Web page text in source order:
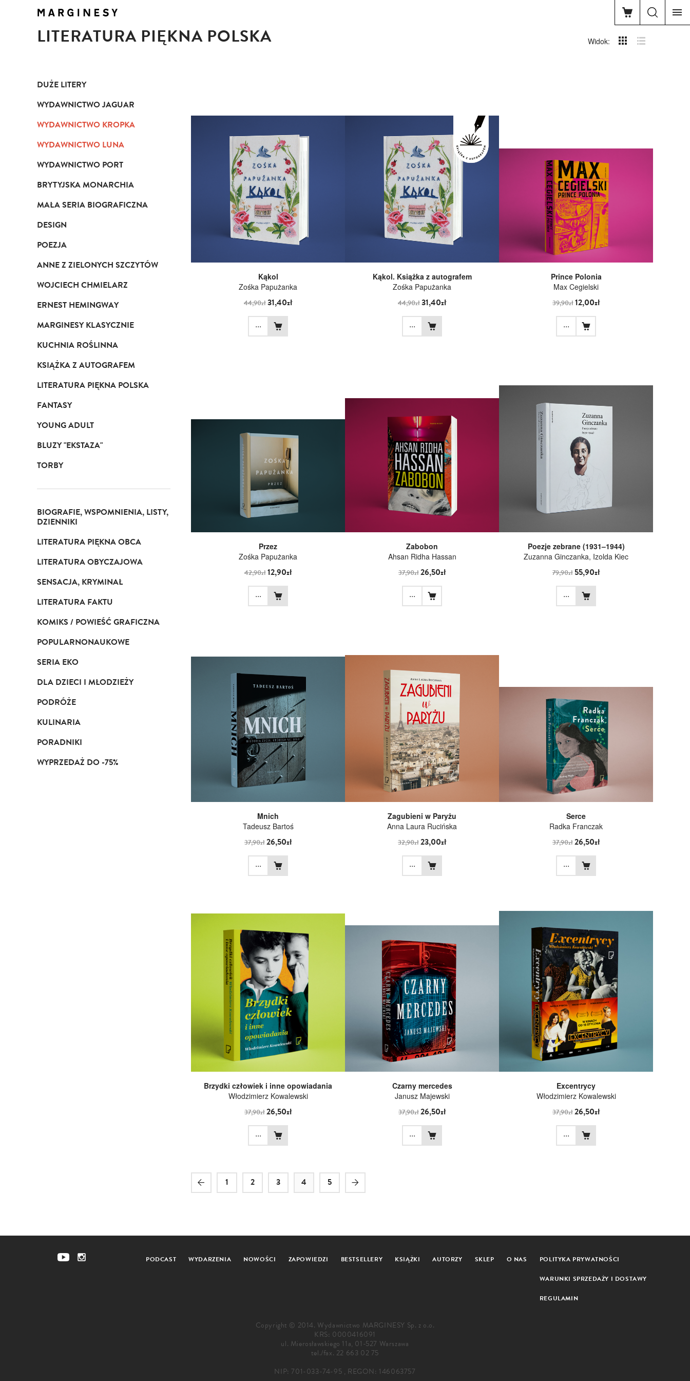
LITERATURA PIĘKNA POLSKA Widok:
DUŻE LITERY
WYDAWNICTWO JAGUAR
WYDAWNICTWO KROPKA
WYDAWNICTWO LUNA
WYDAWNICTWO PORT
BRYTYJSKA MONARCHIA
MAŁA SERIA BIOGRAFICZNA
DESIGN
POEZJA
ANNE Z ZIELONYCH SZCZYTÓW
WOJCIECH CHMIELARZ
ERNEST HEMINGWAY
MARGINESY KLASYCZNIE
KUCHNIA ROŚLINNA
KSIĄŻKA Z AUTOGRAFEM
LITERATURA PIĘKNA POLSKA
FANTASY
YOUNG ADULT
BLUZY "EKSTAZA"
TORBY
BIOGRAFIE, WSPOMNIENIA, LISTY,
DZIENNIKI
LITERATURA PIĘKNA OBCA
LITERATURA OBYCZAJOWA
SENSACJA, KRYMINAŁ
LITERATURA FAKTU
KOMIKS / POWIEŚĆ GRAFICZNA
POPULARNONAUKOWE
SERIA EKO
DLA DZIECI I MŁODZIEŻY
PODRÓŻE
KULINARIA
PORADNIKI
WYPRZEDAŻ DO -75%
Kąkol
Zośka Papużanka
44,90zł31,40zł
...
Kąkol. Książka z autografem
Zośka Papużanka
44,90zł31,40zł
...
Prince Polonia
Max Cegielski
39,90zł12,00zł
...
Przez
Zośka Papużanka
42,90zł12,90zł
...
Zabobon
Ahsan Ridha Hassan
37,90zł26,50zł
...
Poezje zebrane (1931–1944)
Zuzanna Ginczanka, Izolda Kiec
79,90zł55,90zł
...
Mnich
Tadeusz Bartoś
37,90zł26,50zł
...
Zagubieni w Paryżu
Anna Laura Rucińska
32,90zł23,00zł
...
Serce
Radka Franczak
37,90zł26,50zł
...
Brzydki człowiek i inne opowiadania
Włodzimierz Kowalewski
37,90zł26,50zł
...
Czarny mercedes
Janusz Majewski
37,90zł26,50zł
...
Excentrycy
Włodzimierz Kowalewski
37,90zł26,50zł
...
1 2 3 4 5
PODCAST WYDARZENIA NOWOŚCI ZAPOWIEDZI BESTSELLERY KSIĄŻKI AUTORZY SKLEP O NAS POLITYKA PRYWATNOŚCI
WARUNKI SPRZEDAŻY I DOSTAWY
REGULAMIN
Copyright © 2014. Wydawnictwo MARGINESY Sp. z o.o.
KRS: 0000416091
ul. Mierosławskiego 11a, 01-527 Warszawa
tel./fax. 22 663 02 75
NIP: 701-033-74-95 , REGON: 146063757